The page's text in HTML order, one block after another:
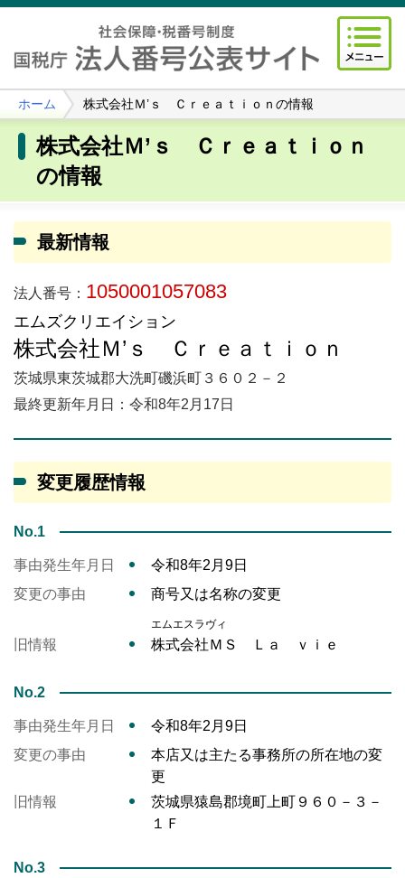
ホーム 株式会社Ｍ’ｓ Ｃｒｅａｔｉｏｎの情報
株式会社Ｍ’ｓ Ｃｒｅａｔｉｏｎ
の情報
最新情報
法人番号： 1050001057083
エムズクリエイション
株式会社Ｍ’ｓ Ｃｒｅａｔｉｏｎ
茨城県東茨城郡大洗町磯浜町３６０２－２
最終更新年月日：令和8年2月17日
変更履歴情報
No.1
事由発生年月日
令和8年2月9日
変更の事由
商号又は名称の変更
エムエスラヴィ
旧情報 株式会社ＭＳ Ｌａ ｖｉｅ
No.2
事由発生年月日
令和8年2月9日
変更の事由
本店又は主たる事務所の所在地の変
更
旧情報
茨城県猿島郡境町上町９６０－３－
１Ｆ
No.3